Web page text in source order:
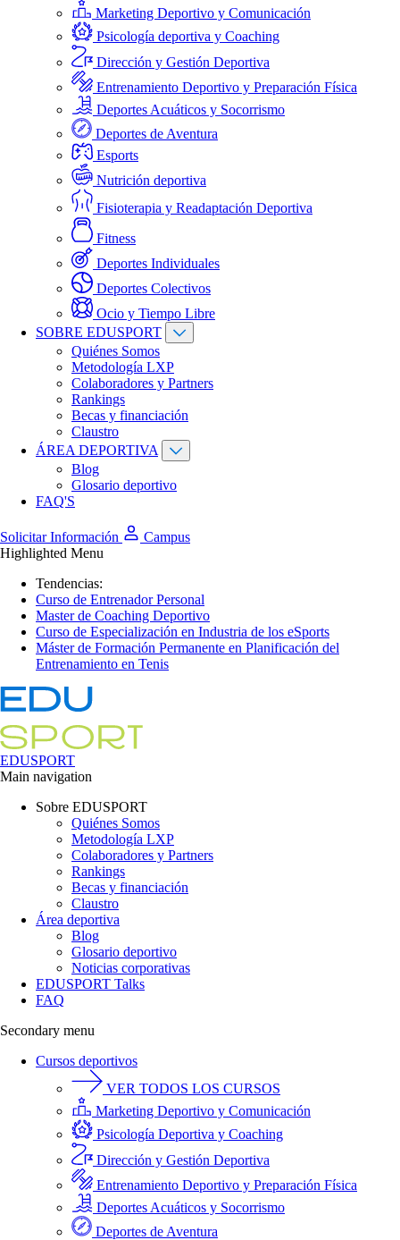
Marketing Deportivo y Comunicación
Psicología deportiva y Coaching
Dirección y Gestión Deportiva
Entrenamiento Deportivo y Preparación Física
Deportes Acuáticos y Socorrismo
Deportes de Aventura
Esports
Nutrición deportiva
Fisioterapia y Readaptación Deportiva
Fitness
Deportes Individuales
Deportes Colectivos
Ocio y Tiempo Libre
SOBRE EDUSPORT
Quiénes Somos
Metodología LXP
Colaboradores y Partners
Rankings
Becas y financiación
Claustro
ÁREA DEPORTIVA
Blog
Glosario deportivo
FAQ'S
Solicitar Información
Campus
Highlighted Menu
Tendencias:
Curso de Entrenador Personal
Master de Coaching Deportivo
Curso de Especialización en Industria de los eSports
Máster de Formación Permanente en Planificación del
Entrenamiento en Tenis
EDUSPORT
Main navigation
Sobre EDUSPORT
Quiénes Somos
Metodología LXP
Colaboradores y Partners
Rankings
Becas y financiación
Claustro
Área deportiva
Blog
Glosario deportivo
Noticias corporativas
EDUSPORT Talks
FAQ
Secondary menu
Cursos deportivos
VER TODOS LOS CURSOS
Marketing Deportivo y Comunicación
Psicología Deportiva y Coaching
Dirección y Gestión Deportiva
Entrenamiento Deportivo y Preparación Física
Deportes Acuáticos y Socorrismo
Deportes de Aventura